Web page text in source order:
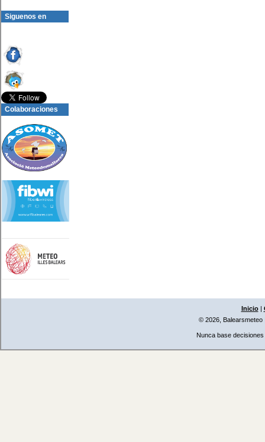
Siguenos en
Colaboraciones
Inicio|
© 2026, Balearsmeteo
Nunca base